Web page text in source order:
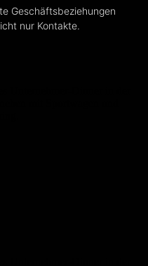
Geschäftsbeziehungen
nur Kontakte.